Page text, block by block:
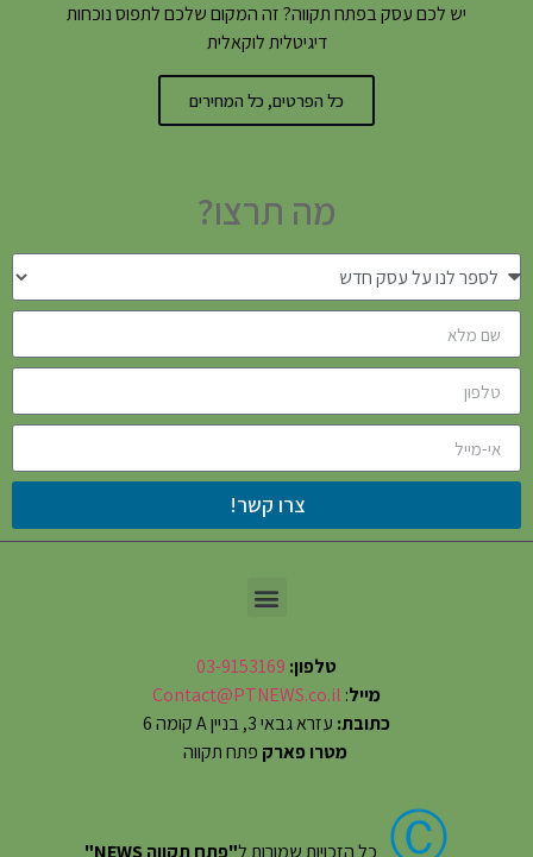
יש לכם עסק בפתח תקווה? זה המקום שלכם לתפוס נוכחות
דיגיטלית לוקאלית
כל הפרטים, כל המחירים
מה תרצו?
צרו קשר!
טלפון: 03-9153169
מייל:
Contact@PTNEWS.co.il
כתובת: עזרא גבאי 3, בניין A קומה 6
מטרו פארק פתח תקווה
Ⓒ